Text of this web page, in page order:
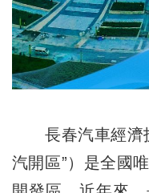
長春汽車經濟
汽開區”）是全國